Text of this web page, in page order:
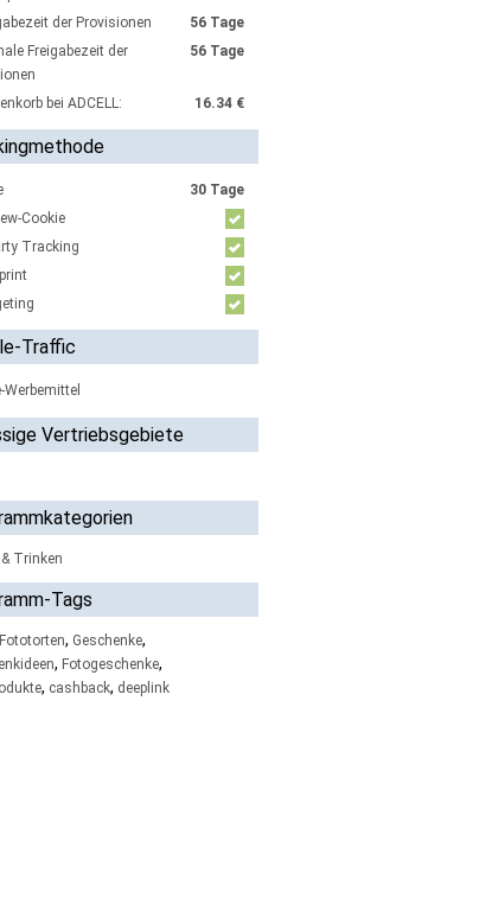
der Provisionen
56 Tage
Freigabezeit der
56 Tage
bei ADCELL: 16.34 €
30 Tage
Cookie
Tracking
Traffic
Werbemittel
Vertriebsgebiete
Trinken
Tags
Fototorten, Geschenke,
, Fotogeschenke,
, cashback, deeplink